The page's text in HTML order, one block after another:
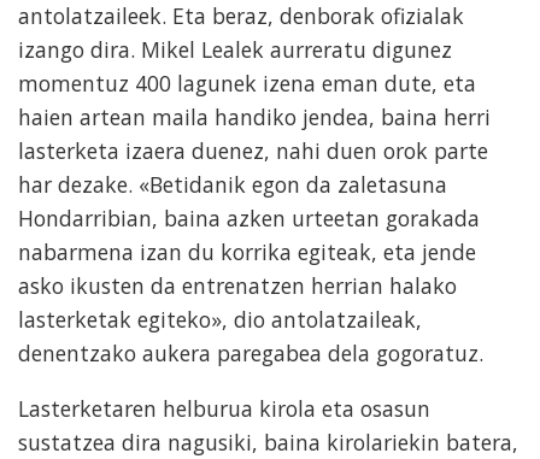
antolatzaileek. Eta beraz, denborak ofizialak
izango dira. Mikel Lealek aurreratu digunez
momentuz 400 lagunek izena eman dute, eta
haien artean maila handiko jendea, baina herri
lasterketa izaera duenez, nahi duen orok parte
har dezake. «Betidanik egon da zaletasuna
Hondarribian, baina azken urteetan gorakada
nabarmena izan du korrika egiteak, eta jende
asko ikusten da entrenatzen herrian halako
lasterketak egiteko», dio antolatzaileak,
denentzako aukera paregabea dela gogoratuz.
Lasterketaren helburua kirola eta osasun
sustatzea dira nagusiki, baina kirolariekin batera,